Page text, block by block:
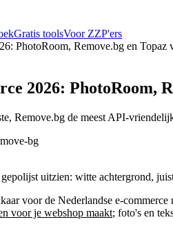
Gratis toolsVoor ZZP'ers
PhotoRoom, Remove.bg en Topaz
2026: PhotoRoom,
Remove.bg de meest API-
bg
uitzien: witte achtergrond,
voor de Nederlandse e-commerce
voor je webshop maakt; foto's en